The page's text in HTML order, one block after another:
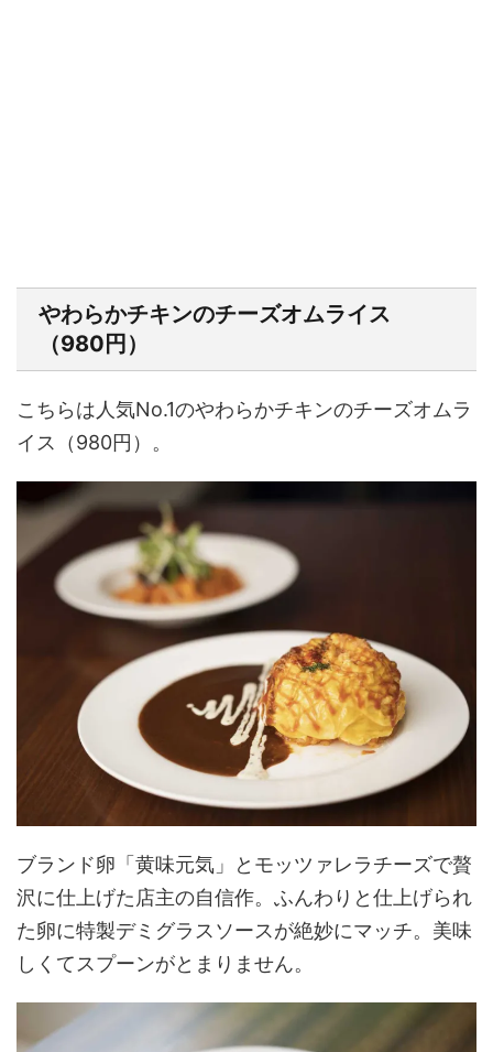
やわらかチキンのチーズオムライス
（980円）
こちらは人気No.1のやわらかチキンのチーズオムラ
イス（980円）。
ブランド卵「黄味元気」とモッツァレラチーズで贅
沢に仕上げた店主の自信作。ふんわりと仕上げられ
た卵に特製デミグラスソースが絶妙にマッチ。美味
しくてスプーンがとまりません。